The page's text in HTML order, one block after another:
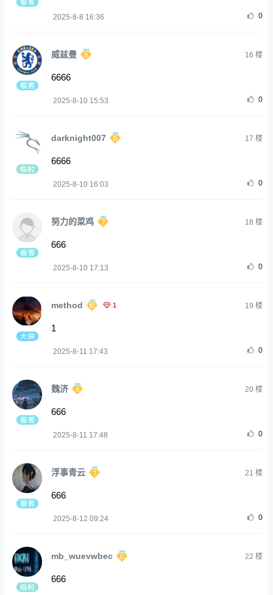
2025-8-8 16:36 0
威兹曼 16 楼
6666
2025-8-10 15:53 0
darknight007 17 楼
6666
2025-8-10 16:03 0
努力的菜鸡 18 楼
666
2025-8-10 17:13 0
method 1 19 楼
1
2025-8-11 17:43 0
魏济 20楼
666
2025-8-11 17:48 0
浮事青云 21 楼
666
2025-8-12 09:24 0
mb_wuevwbec 22 楼
666